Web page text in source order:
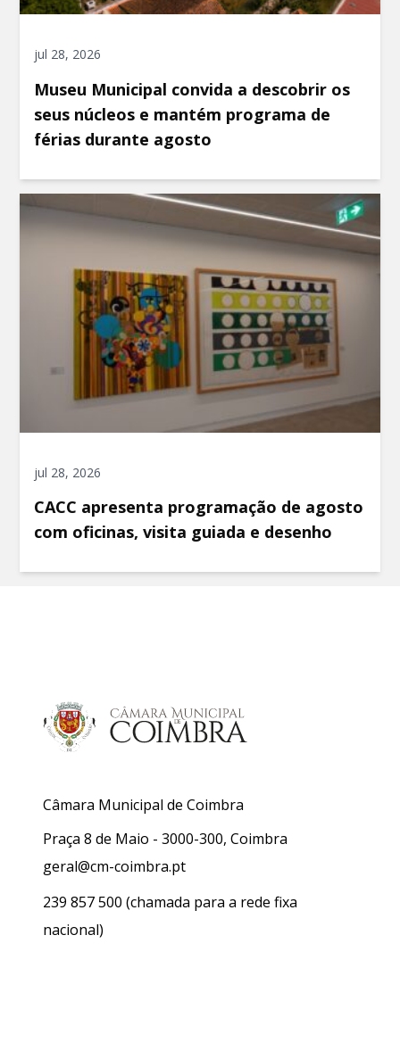
jul 28, 2026
Museu Municipal convida a descobrir os
seus núcleos e mantém programa de
férias durante agosto
jul 28, 2026
CACC apresenta programação de agosto
com oficinas, visita guiada e desenho
Câmara Municipal de Coimbra
Praça 8 de Maio - 3000-300, Coimbra
geral@cm-coimbra.pt
239 857 500 (chamada para a rede fixa
nacional)